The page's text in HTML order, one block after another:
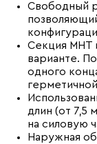
Свободный
Секция МНТ
варианте.
одного
длин (от 7,5
на силовую
Наружная